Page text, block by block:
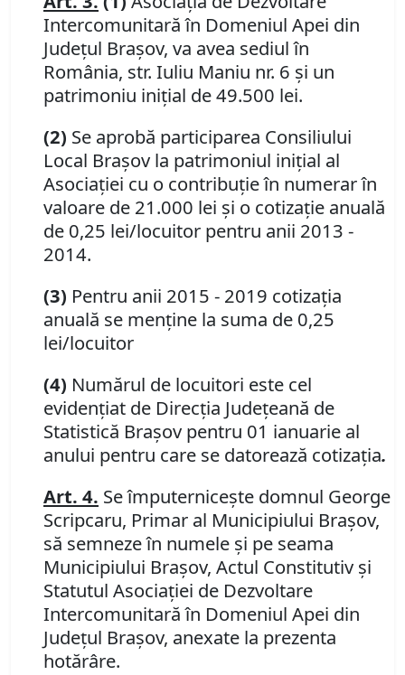
Intercomunitară în Domeniul Apei din
Judeţul Braşov, va avea sediul în
România, str. Iuliu Maniu nr. 6 şi un
patrimoniu iniţial de 49.500 lei.
(2) Se aprobă participarea Consiliului
Local Braşov la patrimoniul iniţial al
Asociaţiei cu o contribuţie în numerar în
valoare de 21.000 lei şi o cotizaţie anuală
de 0,25 lei/locuitor pentru anii 2013 -
2014.
(3) Pentru anii 2015 - 2019 cotizaţia
anuală se menţine la suma de 0,25
lei/locuitor
(4) Numărul de locuitori este cel
evidenţiat de Direcţia Judeţeană de
Statistică Braşov pentru 01 ianuarie al
anului pentru care se datorează cotizaţia.
Art. 4. Se împuterniceşte domnul George
Scripcaru, Primar al Municipiului Braşov,
să semneze în numele şi pe seama
Municipiului Braşov, Actul Constitutiv şi
Statutul Asociaţiei de Dezvoltare
Intercomunitară în Domeniul Apei din
Judeţul Braşov, anexate la prezenta
hotărâre.